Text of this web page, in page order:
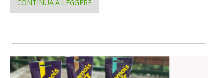
CONTINUA A LEGGERE